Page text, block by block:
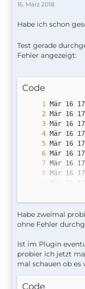
16. März 2018
Habe ich schon
Test gerade
Fehler angezeigt:
Code
Habe zweimal
ohne Fehler
Ist im Plugin
probier ich jetzt
mal schauen ob es
Code